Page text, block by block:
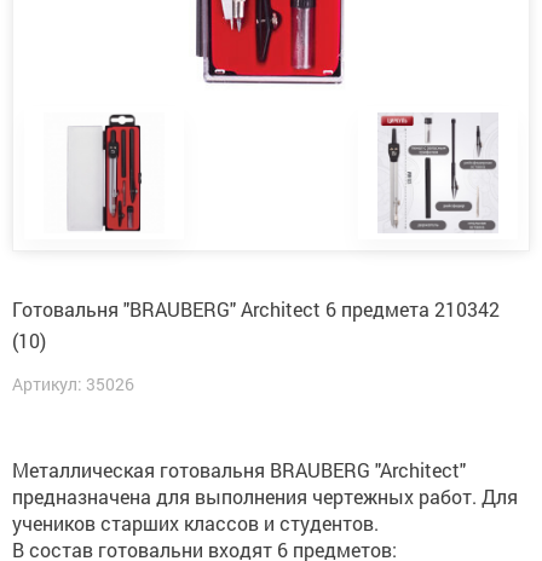
Готовальня "BRAUBERG" Architect 6 предмета 210342
(10)
Артикул: 35026
Металлическая готовальня BRAUBERG "Architect"
предназначена для выполнения чертежных работ. Для
учеников старших классов и студентов.
В состав готовальни входят 6 предметов: